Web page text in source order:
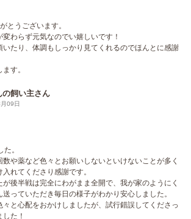
とうございます。
わらず元気なのでい嬉しいです！
いたり、体調もしっかり見てくれるのでほんとに感謝
す。
飼い主さん
09日
。
や薬など色々とお願いしないといけないことが多く
れてくださり感謝です。
後半戦は完全にわがまま全開で、我が家のようにく
っていただき毎日の様子がわかり安心しました。
々と心配をおかけしましたが、試行錯誤してくださっ
た！